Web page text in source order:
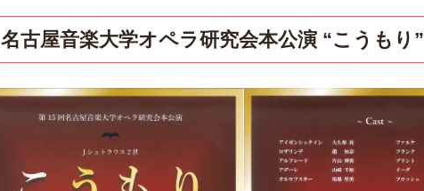
名古屋音楽大学オペラ研究会本公演 “こうもり”